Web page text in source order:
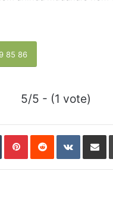
85 86
5/5 - (1 vote)
Tumblr Pinterest Reddit VKontakte E-Posta ile paylaş